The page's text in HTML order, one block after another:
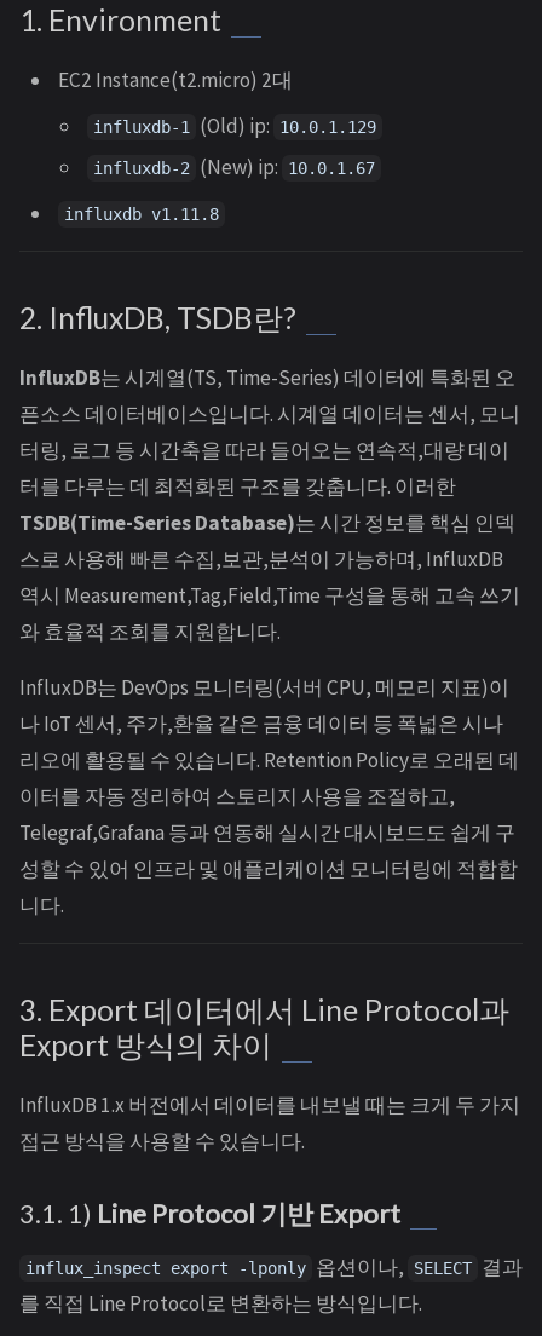
1. Environment
EC2 Instance(t2.micro) 2대
influxdb-1 (Old) ip: 10.0.1.129
influxdb-2 (New) ip: 10.0.1.67
influxdb v1.11.8
2. InfluxDB, TSDB란?
InfluxDB는 시계열(TS, Time-Series) 데이터에 특화된 오
픈소스 데이터베이스입니다. 시계열 데이터는 센서, 모니
터링, 로그 등 시간축을 따라 들어오는 연속적,대량 데이
터를 다루는 데 최적화된 구조를 갖춥니다. 이러한
TSDB(Time-Series Database)는 시간 정보를 핵심 인덱
스로 사용해 빠른 수집,보관,분석이 가능하며, InfluxDB
역시 Measurement,Tag,Field,Time 구성을 통해 고속 쓰기
와 효율적 조회를 지원합니다.
InfluxDB는 DevOps 모니터링(서버 CPU, 메모리 지표)이
나 IoT 센서, 주가,환율 같은 금융 데이터 등 폭넓은 시나
리오에 활용될 수 있습니다. Retention Policy로 오래된 데
이터를 자동 정리하여 스토리지 사용을 조절하고,
Telegraf,Grafana 등과 연동해 실시간 대시보드도 쉽게 구
성할 수 있어 인프라 및 애플리케이션 모니터링에 적합합
니다.
3. Export 데이터에서 Line Protocol과
Export 방식의 차이
InfluxDB 1.x 버전에서 데이터를 내보낼 때는 크게 두 가지
접근 방식을 사용할 수 있습니다.
3.1. 1) Line Protocol 기반 Export
influx_inspect export -lponly 옵션이나, SELECT
결과
를 직접 Line Protocol로 변환하는 방식입니다.